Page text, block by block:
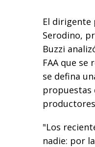
El dirigente
Serodino,
Buzzi
FAA que
se defina
propuestas
"Los
nadie: por